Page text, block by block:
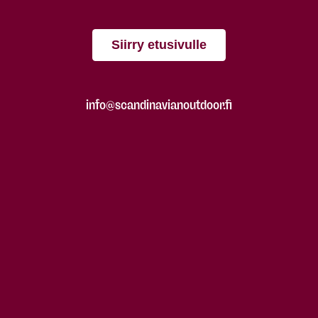
Siirry etusivulle
info@scandinavianoutdoor.fi